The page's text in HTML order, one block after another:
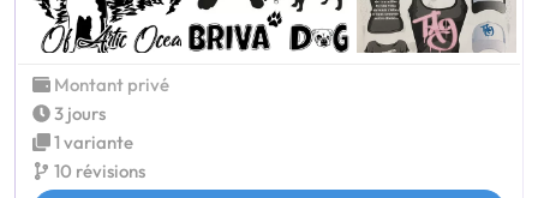
Montant privé
3 jours
1 variante
10 révisions